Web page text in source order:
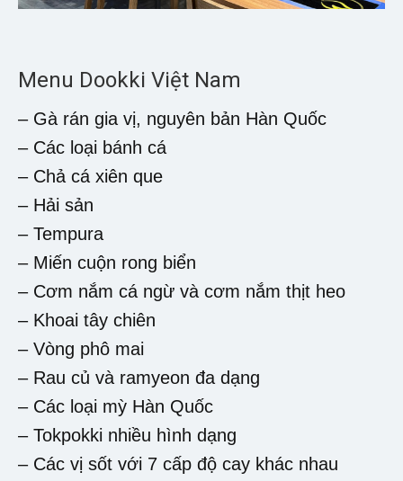
Menu Dookki Việt Nam
– Gà rán gia vị, nguyên bản Hàn Quốc
– Các loại bánh cá
– Chả cá xiên que
– Hải sản
– Tempura
– Miến cuộn rong biển
– Cơm nắm cá ngừ và cơm nắm thịt heo
– Khoai tây chiên
– Vòng phô mai
– Rau củ và ramyeon đa dạng
– Các loại mỳ Hàn Quốc
– Tokpokki nhiều hình dạng
– Các vị sốt với 7 cấp độ cay khác nhau